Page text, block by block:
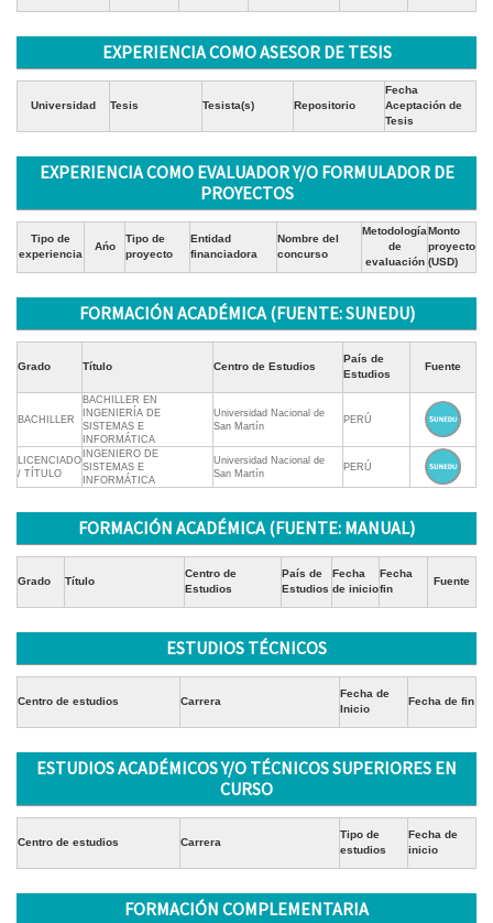
EXPERIENCIA COMO ASESOR DE TESIS
Universidad Tesis Tesista(s) Repositorio
Fecha
Aceptación de
Tesis
EXPERIENCIA COMO EVALUADOR Y/O FORMULADOR DE
PROYECTOS
Tipo de
experiencia
Ańo
Tipo de
proyecto
Entidad
financiadora
Nombre del
concurso
Metodología
de
evaluación
Monto
proyecto
(USD)
FORMACIÓN ACADÉMICA (FUENTE: SUNEDU)
Grado Título Centro de Estudios
País de
Estudios
Fuente
BACHILLER
BACHILLER EN
INGENIERÍA DE
SISTEMAS E
INFORMÁTICA
Universidad Nacional de
San Martín
PERÚ
LICENCIADO
/ TÍTULO
INGENIERO DE
SISTEMAS E
INFORMÁTICA
Universidad Nacional de
San Martín
PERÚ
FORMACIÓN ACADÉMICA (FUENTE: MANUAL)
Grado Título
Centro de
Estudios
País de
Estudios
Fecha
de inicio
Fecha
fin
Fuente
ESTUDIOS TÉCNICOS
Centro de estudios Carrera
Fecha de
Inicio
Fecha de fin
ESTUDIOS ACADÉMICOS Y/O TÉCNICOS SUPERIORES EN
CURSO
Centro de estudios Carrera
Tipo de
estudios
Fecha de
inicio
FORMACIÓN COMPLEMENTARIA